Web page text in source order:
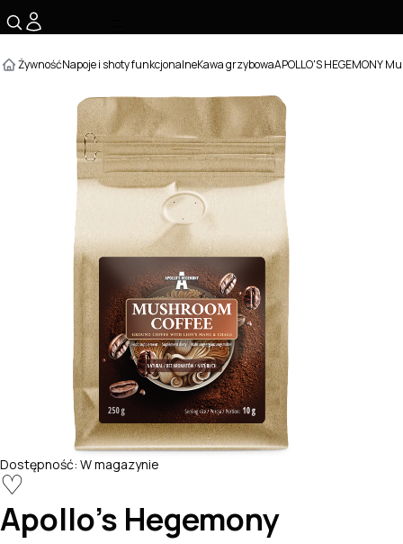
ŻywnośćNapoje i shoty funkcjonalneKawa grzybowaAPOLLO'S HEGEMONY
Dostępność: W magazynie
♡
Apollo's Hegemony